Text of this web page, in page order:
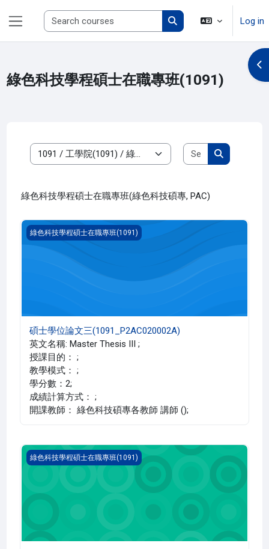
Side panel
Search courses
Search courses
Log in
綠色科技學程碩士在職專班(1091)
Course categories
Search
Search
綠色科技學程碩士在職專班(綠色科技碩專, PAC)
碩士學位論文三(1091_P2AC020002A)
綠色科技學程碩士在職專班(1091)
碩士學位論文三(1091_P2AC020002A)
英文名稱: Master Thesis III ;
授課目的： ;
教學模式： ;
學分數：2;
成績計算方式： ;
開課教師： 綠色科技碩專各教師 講師 ();
碩士學位論文一(1091_P2AC010004A)
綠色科技學程碩士在職專班(1091)